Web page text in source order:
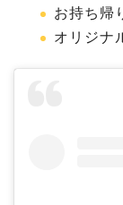
お持ち帰
オリジナ